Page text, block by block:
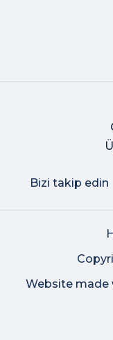
Bizi takip edin
Website made